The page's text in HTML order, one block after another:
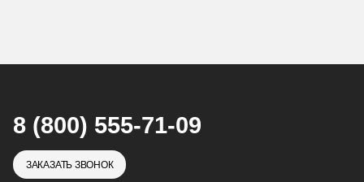
8 (800) 555-71-09
ЗАКАЗАТЬ ЗВОНОК